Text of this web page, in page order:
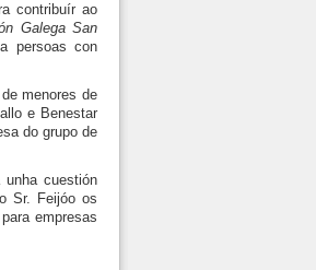
contribuír ao
Galega San
persoas con
menores de
e Benestar
do grupo de
cuestión
Sr. Feijóo os
empresas